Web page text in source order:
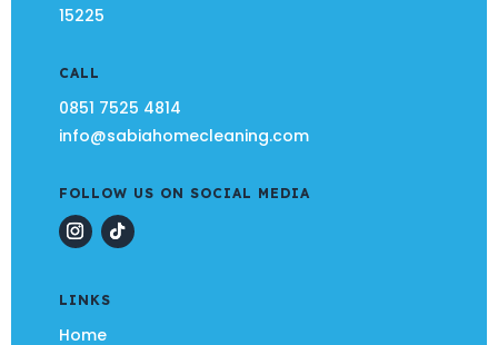
15225
CALL
0851 7525 4814
info@sabiahomecleaning.com
FOLLOW US ON SOCIAL MEDIA
LINKS
Home